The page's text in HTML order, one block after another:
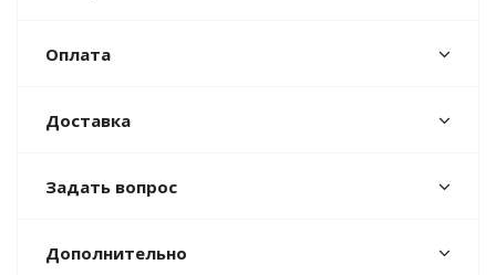
Оплата
Доставка
Задать вопрос
Дополнительно